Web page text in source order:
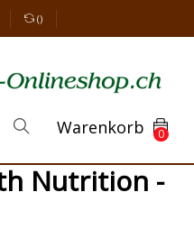
()
Warenkorb 0
Nutrition -